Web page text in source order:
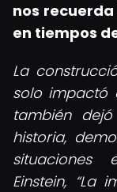
nos
en tiempos
La
solo impactó
también
historia,
situaciones
Einstein,
La